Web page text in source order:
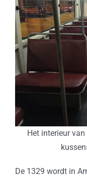
Het interieur
De 1329 wordt in